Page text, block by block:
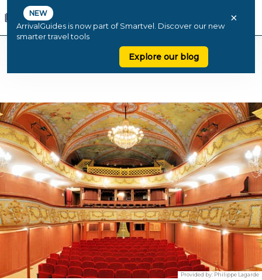
NEW
ArrivalGuides is now part of Smartvel. Discover our new
smarter travel tools
Explore our blog
×
Provided by: Philippe Lagarde